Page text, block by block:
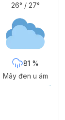
26° / 27°
81 %
Mây đen u ám